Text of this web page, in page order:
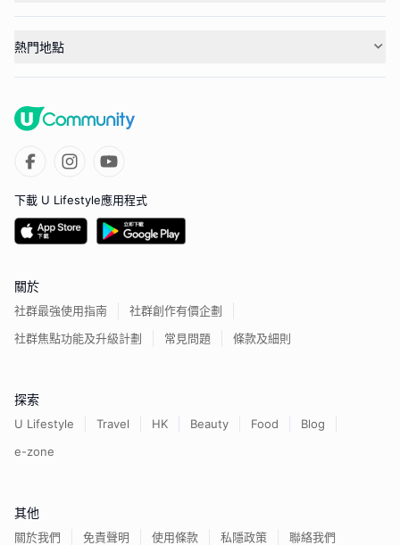
熱門地點
下載 U Lifestyle應用程式
關於
社群最強使用指南
社群創作有價企劃
社群焦點功能及升級計劃
常見問題 條款及細則
探索
U Lifestyle Travel HK Beauty Food
Blog
e-zone
其他
關於我們 免責聲明 使用條款 私隱政策 聯絡我們